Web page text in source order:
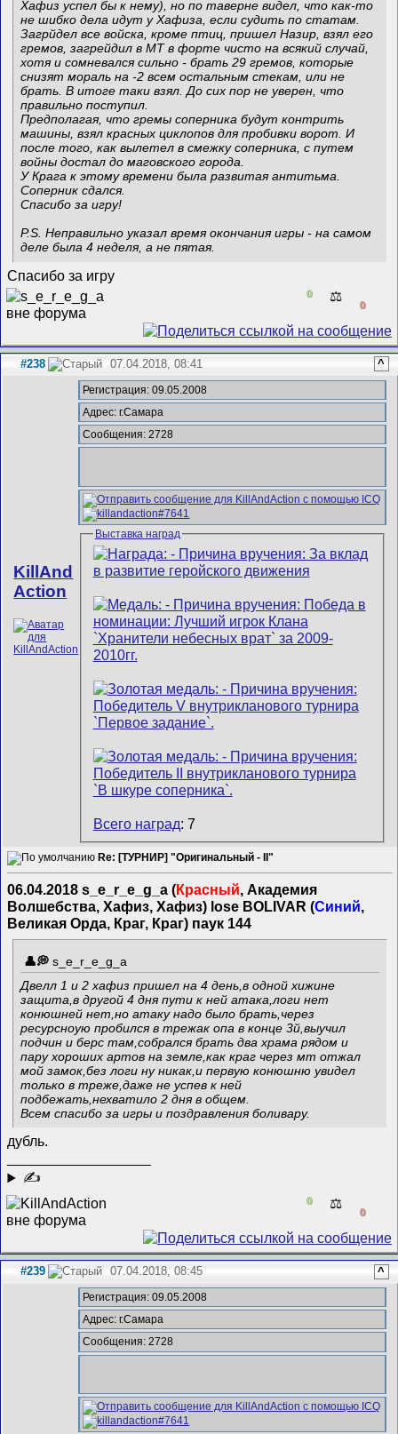
Хафиз успел бы к нему), но по таверне видел, что как-то
не шибко дела идут у Хафиза, если судить по статам.
Загрйдел все войска, кроме птиц, пришел Назир, взял его
гремов, загрейдил в МТ в форте чисто на всякий случай,
хотя и сомневался сильно - брать 29 гремов, которые
снизят мораль на -2 всем остальным стекам, или не
брать. В итоге таки взял. До сих пор не уверен, что
правильно поступил.
Предполагая, что гремы соперника будут контрить
машины, взял красных циклопов для пробивки ворот. И
после того, как вылетел в смежку соперника, с путем
войны достал до маговского города.
У Крага к этому времени была развитая антитьма.
Соперник сдался.
Спасибо за игру!
P.S. Неправильно указал время окончания игры - на самом
деле была 4 неделя, а не пятая.
Спасибо за игру
0 ⚖️
0
#238 07.04.2018, 08:41 ^
KillAnd
Action
Регистрация: 09.05.2008
Адрес: г.Самара
Сообщения: 2728
Выставка наград
Всего наград: 7
Re: [ТУРНИР] "Оригинальный - II"
06.04.2018 s_e_r_e_g_a (Красный , Академия
Волшебства, Хафиз, Хафиз) lose BOLIVAR (Синий
Великая Орда, Краг, Краг) паук 144
s_e_r_e_g_a
Двелл 1 и 2 хафиз пришел на 4 день,в одной хижине
защита,в другой 4 дня пути к ней атака,логи нет
конюшней нет,но атаку надо было брать,через
ресурсноую пробился в трежак опа в конце 3й,выучил
подчин и берс там,собрался брать два храма рядом и
пару хороших артов на земле,как краг через мт отжал
мой замок,без логи ну никак,и первую конюшню увидел
только в треже,даже не успев к ней
подбежать,нехватило 2 дня в общем.
Всем спасибо за игры и поздравления боливару.
дубль.
✍
0 ⚖️
0
#239 07.04.2018, 08:45 ^
Регистрация: 09.05.2008
Адрес: г.Самара
Сообщения: 2728